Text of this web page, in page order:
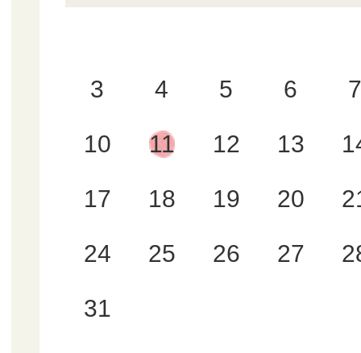
3 4 5 6 7
10 11 12 13
17 18 19 20
24 25 26 27
31